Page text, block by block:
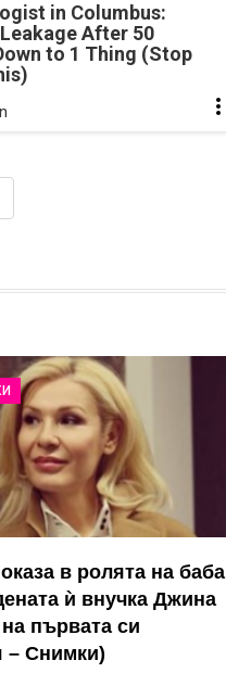
in Columbus:
After 50
to 1 Thing (Stop
в ролята на баба
ѝ внучка Джина
първата си
– Снимки)